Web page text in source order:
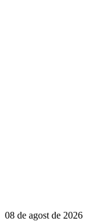
08 de agost de 2026